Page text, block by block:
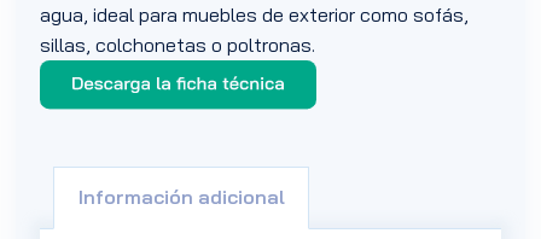
agua, ideal para muebles de exterior como sofás,
sillas, colchonetas o poltronas.
Información adicional